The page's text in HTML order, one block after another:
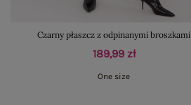
Czarny płaszcz z odpinanymi broszkami
189,99 zł
One size